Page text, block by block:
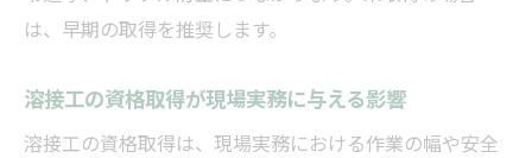
は、早期の取得を推奨します。
溶接工の資格取得が現場実務に与える影響
溶接工の資格取得は、現場実務における作業の幅や安全